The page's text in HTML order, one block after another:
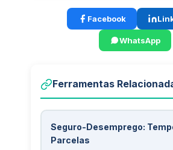
Facebook
WhatsApp
Ferramentas
Seguro-Desemprego:
Parcelas